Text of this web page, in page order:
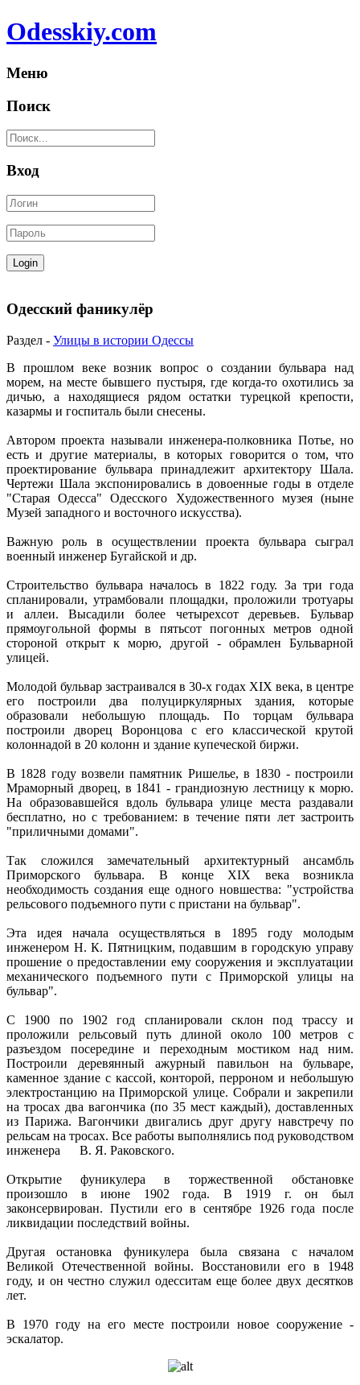
Odesskiy.com
Меню
Поиск
Вход
Одесский фаникулёр
Раздел - Улицы в истории Одессы
В прошлом веке возник вопрос о создании бульвара над
морем, на месте бывшего пустыря, где когда-то охотились за
дичью, а находящиеся рядом остатки турецкой крепости,
казармы и госпиталь были снесены.
Автором проекта называли инженера-полковника Потье, но
есть и другие материалы, в которых говорится о том, что
проектирование бульвара принадлежит архитектору Шала.
Чертежи Шала экспонировались в довоенные годы в отделе
"Старая Одесса" Одесского Художественного музея (ныне
Музей западного и восточного искусства).
Важную роль в осуществлении проекта бульвара сыграл
военный инженер Бугайской и др.
Строительство бульвара началось в 1822 году. За три года
спланировали, утрамбовали площадки, проложили тротуары
и аллеи. Высадили более четырехсот деревьев. Бульвар
прямоугольной формы в пятьсот погонных метров одной
стороной открыт к морю, другой - обрамлен Бульварной
улицей.
Молодой бульвар застраивался в 30-х годах XIX века, в центре
его построили два полуциркулярных здания, которые
образовали небольшую площадь. По торцам бульвара
построили дворец Воронцова с его классической крутой
колоннадой в 20 колонн и здание купеческой биржи.
В 1828 году возвели памятник Ришелье, в 1830 - построили
Мраморный дворец, в 1841 - грандиозную лестницу к морю.
На образовавшейся вдоль бульвара улице места раздавали
бесплатно, но с требованием: в течение пяти лет застроить
"приличными домами".
Так сложился замечательный архитектурный ансамбль
Приморского бульвара. В конце XIX века возникла
необходимость создания еще одного новшества: "устройства
рельсового подъемного пути с пристани на бульвар".
Эта идея начала осуществляться в 1895 году молодым
инженером Н. К. Пятницким, подавшим в городскую управу
прошение о предоставлении ему сооружения и эксплуатации
механического подъемного пути с Приморской улицы на
бульвар".
С 1900 по 1902 год спланировали склон под трассу и
проложили рельсовый путь длиной около 100 метров с
разъездом посередине и переходным мостиком над ним.
Построили деревянный ажурный павильон на бульваре,
каменное здание с кассой, конторой, перроном и небольшую
электростанцию на Приморской улице. Собрали и закрепили
на тросах два вагончика (по 35 мест каждый), доставленных
из Парижа. Вагончики двигались друг другу навстречу по
рельсам на тросах. Все работы выполнялись под руководством
инженера В. Я. Раковского.
Открытие фуникулера в торжественной обстановке
произошло в июне 1902 года. В 1919 г. он был
законсервирован. Пустили его в сентябре 1926 года после
ликвидации последствий войны.
Другая остановка фуникулера была связана с началом
Великой Отечественной войны. Восстановили его в 1948
году, и он честно служил одесситам еще более двух десятков
лет.
В 1970 году на его месте построили новое сооружение -
эскалатор.